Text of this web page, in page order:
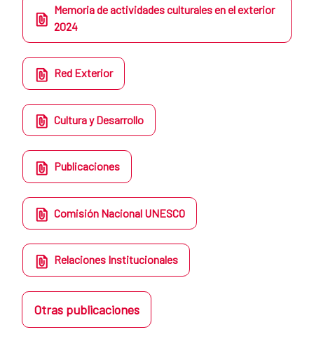
Memoria de actividades culturales en el exterior
2024
Red Exterior
Cultura y Desarrollo
Publicaciones
Comisión Nacional UNESCO
Relaciones Institucionales
Otras publicaciones